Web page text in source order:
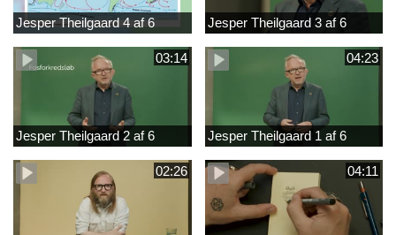
Jesper Theilgaard 4 af 6 Jesper Theilgaard 3 af 6
03:14
Jesper Theilgaard 2 af 6
04:23
Jesper Theilgaard 1 af 6
02:26 04:11